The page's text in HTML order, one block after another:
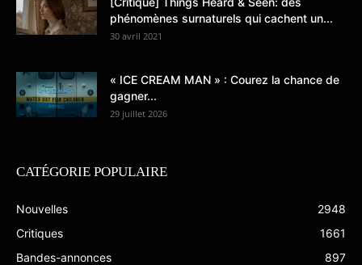
phénomènes surnaturels qui cachent un...
30 avril 2021
« ICE CREAM MAN » : Courez la chance de
gagner...
29 juillet 2026
CATÉGORIE POPULAIRE
Nouvelles
2948
Critiques
1661
Bandes-annonces
897